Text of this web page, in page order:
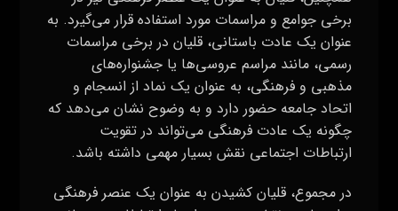
در مجموع، قلیان کشیدن به عنوان یک عنصر فرهنگی
و اجتماعی، نقش مهمی در ایجاد ارتباطات صمیمانه و
دوستانه، تقویت هویت فرهنگی، و ایجاد انسجام و
وحدت در جوامع دارد. این عمل فراتر از یک فعالیت
فردی، به عنوان یک نماد از ارزش‌ها و مفاهیم فرهنگی
گذشته و حاضر، به وضوح نشان می‌دهد که چگونه
یک هنر باستانی می‌تواند به تاریخ و زندگی اجتماعی
انسان‌ها رنگ و بویی خاص بدهد.